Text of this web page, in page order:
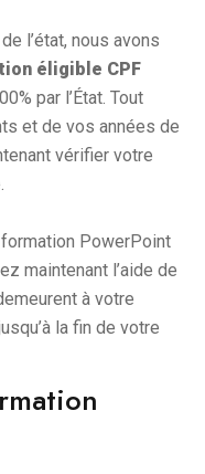
de l’état, nous avons
éligible CPF
par l’État. Tout
et de vos années de
vérifier votre
PowerPoint
maintenant l’aide de
à votre
la fin de votre